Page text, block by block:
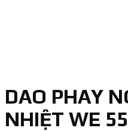
DAO PHAY
NHIỆT WE